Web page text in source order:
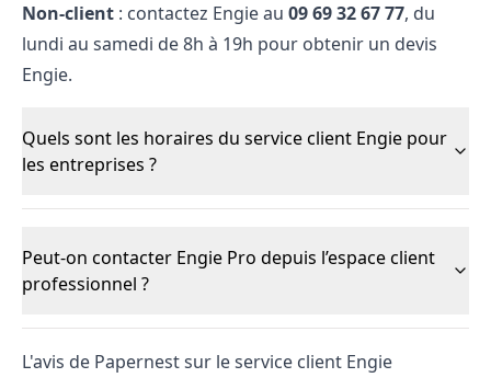
Non-client : contactez Engie au 09​ 69​ 32​ 67​ 77, du
lundi au samedi de 8h à 19h pour obtenir un devis
Engie.
Quels sont les horaires du service client Engie pour
les entreprises ?
Peut-on contacter Engie Pro depuis l’espace client
professionnel ?
L'avis de Papernest sur le service client Engie